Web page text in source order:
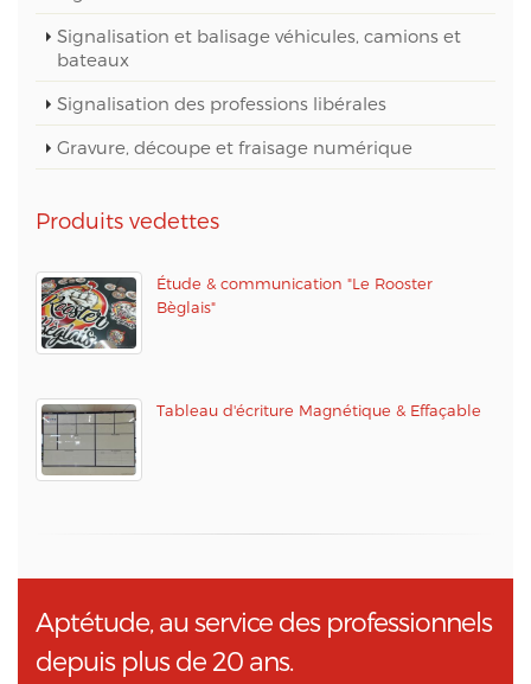
Signalisation et balisage véhicules, camions et
bateaux
Signalisation des professions libérales
Gravure, découpe et fraisage numérique
Produits vedettes
Étude & communication "Le Rooster
Bèglais"
Tableau d'écriture Magnétique & Effaçable
Aptétude, au service des professionnels
depuis plus de 20 ans.